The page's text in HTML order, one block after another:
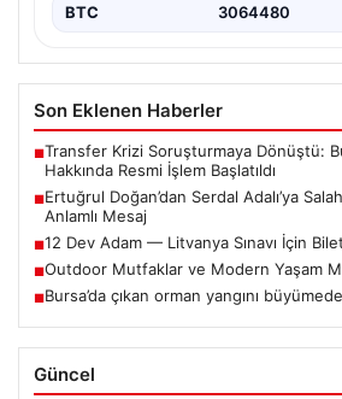
BTC 3064480
Son Eklenen Haberler
■Transfer Krizi Soruşturmaya Dönüştü:
Hakkında Resmi İşlem Başlatıldı
■Ertuğrul Doğan’dan Serdal Adalı’ya
Anlamlı Mesaj
■12 Dev Adam — Litvanya Sınavı İçin
■Outdoor Mutfaklar ve Modern Yaşam
■Bursa’da çıkan orman yangını
Güncel